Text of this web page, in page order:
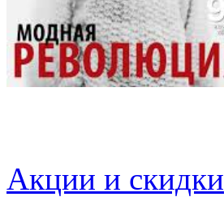
Акции и скидки